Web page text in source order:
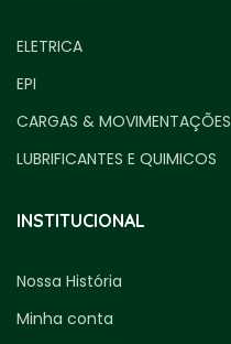
ELETRICA
EPI
CARGAS & MOVIMENTAÇÕES
LUBRIFICANTES E QUIMICOS
INSTITUCIONAL
Nossa História
Minha conta